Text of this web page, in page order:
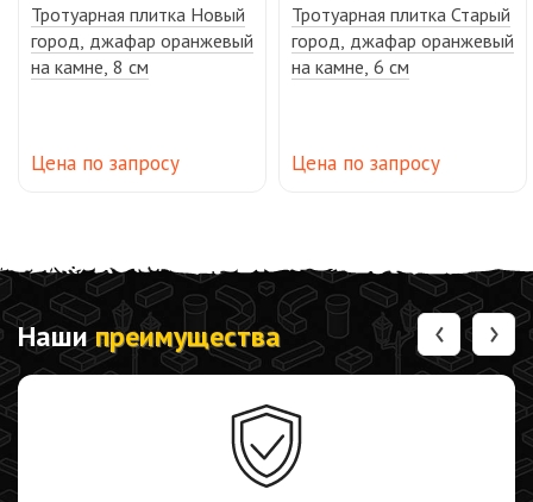
Тротуарная плитка Новый
город, джафар оранжевый
на камне, 8 см
Цена по запросу
Тротуарная плитка Старый
город, джафар оранжевый
на камне, 6 см
Цена по запросу
Нашипреимущества ‹ ›